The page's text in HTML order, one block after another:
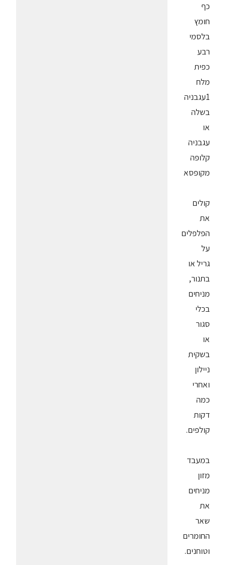
כף
חומץ
בלסמי
רבע
כפית
מלח
1עגבניה
בשלה
או
עגבניה
קלופה
מקופסא
קולים
את
הפלפלים
על
גריל או
בתנור,
מניחים
בכלי
סגור
או
בשקית
ניילון
ואחרי
כמה
דקות
קולפים.
במעבד
מזון
מניחים
את
שאר
החומרים
וטוחנים.